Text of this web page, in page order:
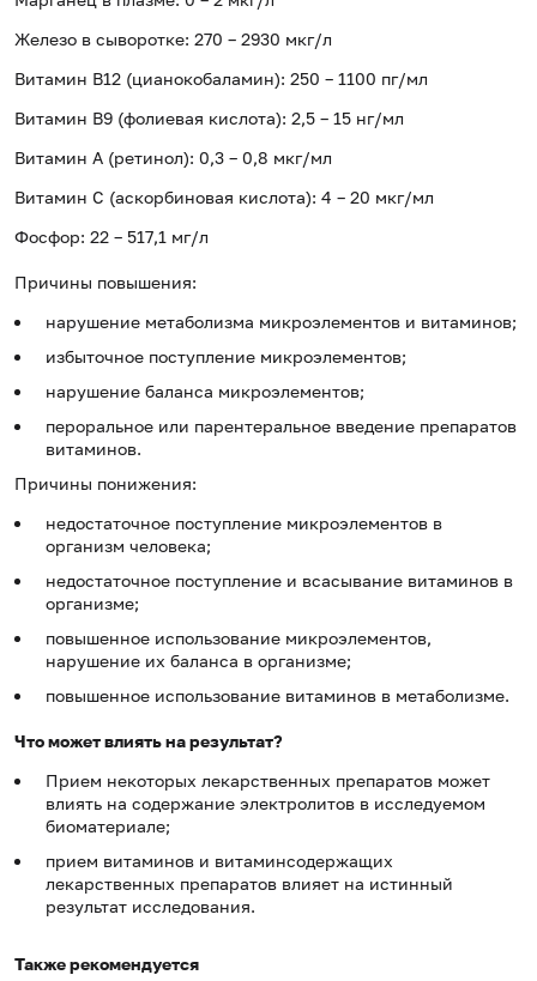
Железо в сыворотке: 270 – 2930 мкг/л
Витамин В12 (цианокобаламин): 250 – 1100 пг/мл
Витамин B9 (фолиевая кислота): 2,5 – 15 нг/мл
Витамин А (ретинол): 0,3 – 0,8 мкг/мл
Витамин С (аскорбиновая кислота): 4 – 20 мкг/мл
Фосфор: 22 – 517,1 мг/л
Причины повышения:
нарушение метаболизма микроэлементов и витаминов;
избыточное поступление микроэлементов;
нарушение баланса микроэлементов;
пероральное или парентеральное введение препаратов
витаминов.
Причины понижения:
недостаточное поступление микроэлементов в
организм человека;
недостаточное поступление и всасывание витаминов в
организме;
повышенное использование микроэлементов,
нарушение их баланса в организме;
повышенное использование витаминов в метаболизме.
Что может влиять на результат?
Прием некоторых лекарственных препаратов может
влиять на содержание электролитов в исследуемом
биоматериале;
прием витаминов и витаминсодержащих
лекарственных препаратов влияет на истинный
результат исследования.
Также рекомендуется